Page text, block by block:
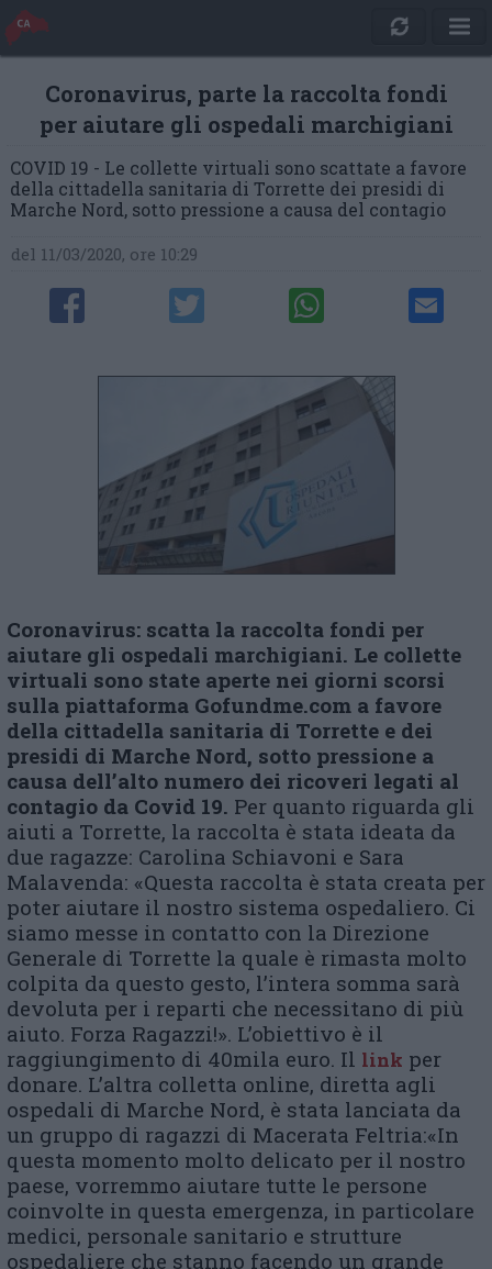
Coronavirus, parte la raccolta fondi
per aiutare gli ospedali marchigiani
COVID 19 - Le collette virtuali sono scattate a favore
della cittadella sanitaria di Torrette dei presidi di
Marche Nord, sotto pressione a causa del contagio
del 11/03/2020, ore 10:29
Coronavirus: scatta la raccolta fondi per
aiutare gli ospedali marchigiani. Le collette
virtuali sono state aperte nei giorni scorsi
sulla piattaforma Gofundme.com a favore
della cittadella sanitaria di Torrette e dei
presidi di Marche Nord, sotto pressione a
causa dell’alto numero dei ricoveri legati al
contagio da Covid 19. Per quanto riguarda gli
aiuti a Torrette, la raccolta è stata ideata da
due ragazze: Carolina Schiavoni e Sara
Malavenda: «Questa raccolta è stata creata per
poter aiutare il nostro sistema ospedaliero. Ci
siamo messe in contatto con la Direzione
Generale di Torrette la quale è rimasta molto
colpita da questo gesto, l’intera somma sarà
devoluta per i reparti che necessitano di più
aiuto. Forza Ragazzi!». L’obiettivo è il
raggiungimento di 40mila euro. Il link per
donare. L’altra colletta online, diretta agli
ospedali di Marche Nord, è stata lanciata da
un gruppo di ragazzi di Macerata Feltria:«In
questa momento molto delicato per il nostro
paese, vorremmo aiutare tutte le persone
coinvolte in questa emergenza, in particolare
medici, personale sanitario e strutture
ospedaliere che stanno facendo un grande